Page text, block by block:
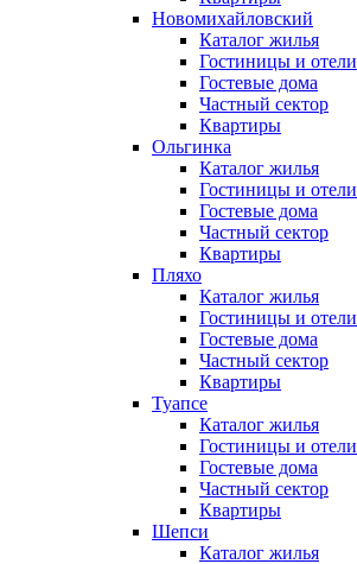
Новомихайловский
Каталог жилья
Гостиницы и отели
Гостевые дома
Частный сектор
Квартиры
Ольгинка
Каталог жилья
Гостиницы и отели
Гостевые дома
Частный сектор
Квартиры
Пляхо
Каталог жилья
Гостиницы и отели
Гостевые дома
Частный сектор
Квартиры
Туапсе
Каталог жилья
Гостиницы и отели
Гостевые дома
Частный сектор
Квартиры
Шепси
Каталог жилья